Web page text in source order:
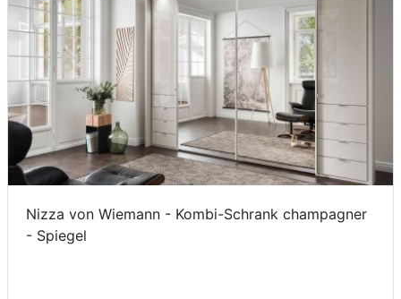
Nizza von Wiemann - Kombi-Schrank champagner
- Spiegel